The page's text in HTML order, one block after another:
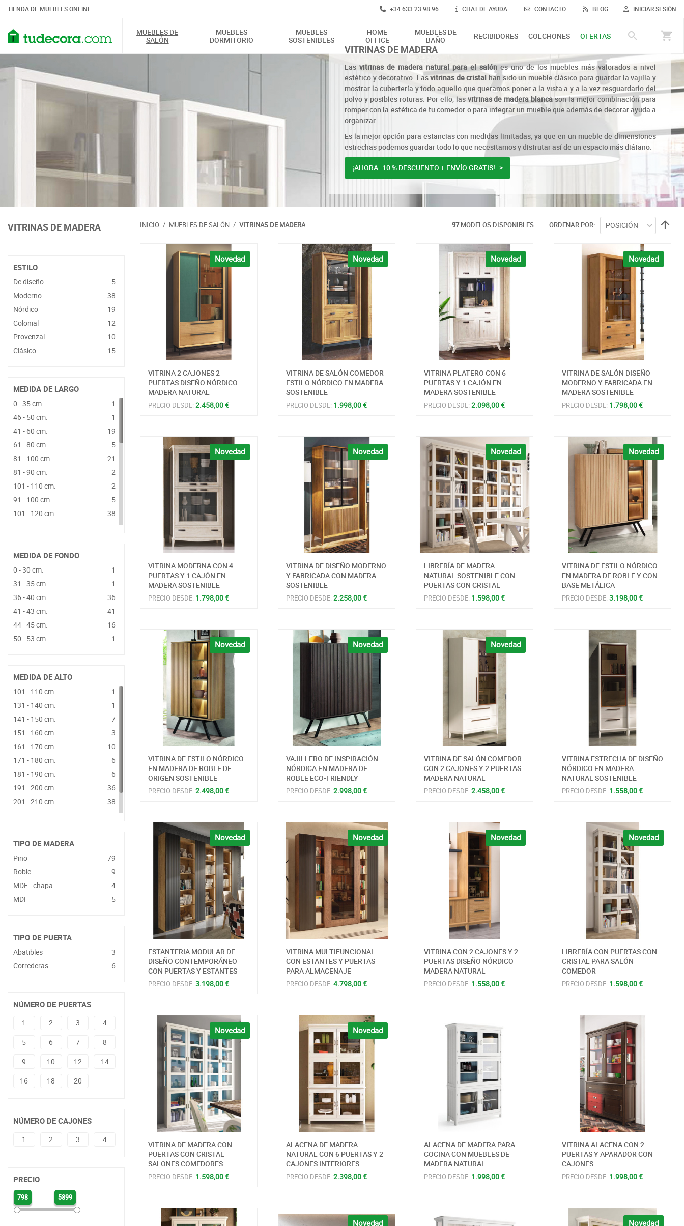
TIENDA DE MUEBLES ONLINE INICIAR SESIÓN
+34 633 23 98 96 CHAT DE AYUDA CONTACTO BLOG
MUEBLES DE
SALÓN
MUEBLES
DORMITORIO
MUEBLES
SOSTENIBLES
HOME
OFFICE
MUEBLES DE
BAÑO
RECIBIDORES COLCHONES OFERTAS
VITRINAS DE MADERA
Las vitrinas de madera natural para el salónes uno de los muebles más valorados a nivel
estético y decorativo. Lasvitrinas de cristal han sido un mueble clásico para guardar la vajilla y
mostrar la cubertería y todo aquello que queramos poner a la vista a y a la vez resguardarlo del
polvo y posibles roturas. Por ello, las vitrinas de madera blancason la mejor combinación para
romper con la estética de tu comedor o para integrar un mueble que además de decorar ayuda a
organizar.
Es la mejor opción para estancias con medidas limitadas, ya que en un mueble de dimensiones
estrechas podemos guardar todo lo que necesitamos y disfrutar así de un espacio más diáfano.
¡AHORA -10 % DESCUENTO + ENVÍO GRATIS! ->
INICIO / MUEBLES DE SALÓN / VITRINAS DE MADERA ORDENAR POR
97MODELOS DISPONIBLES
Novedad
VITRINA 2 CAJONES 2
PUERTAS DISEÑO NÓRDICO
MADERA NATURAL
PRECIO DESDE: 2.458,00 €
Novedad
VITRINA DE SALÓN COMEDOR
ESTILO NÓRDICO EN MADERA
SOSTENIBLE
PRECIO DESDE: 1.998,00 €
Novedad
VITRINA PLATERO CON 6
PUERTAS Y 1 CAJÓN EN
MADERA SOSTENIBLE
PRECIO DESDE: 2.098,00 €
Novedad
VITRINA DE SALÓN DISEÑO
MODERNO Y FABRICADA EN
MADERA SOSTENIBLE
PRECIO DESDE: 1.798,00 €
Novedad
VITRINA MODERNA CON 4
PUERTAS Y 1 CAJÓN EN
MADERA SOSTENIBLE
PRECIO DESDE: 1.798,00 €
Novedad
VITRINA DE DISEÑO MODERNO
Y FABRICADA CON MADERA
SOSTENIBLE
PRECIO DESDE: 2.258,00 €
Novedad
LIBRERÍA DE MADERA
NATURAL SOSTENIBLE CON
PUERTAS CON CRISTAL
PRECIO DESDE: 1.598,00 €
Novedad
VITRINA DE ESTILO NÓRDICO
EN MADERA DE ROBLE Y CON
BASE METÁLICA
PRECIO DESDE: 3.198,00 €
Novedad
VITRINA DE ESTILO NÓRDICO
EN MADERA DE ROBLE DE
ORIGEN SOSTENIBLE
PRECIO DESDE: 2.498,00 €
Novedad
VAJILLERO DE INSPIRACIÓN
NÓRDICA EN MADERA DE
ROBLE ECO-FRIENDLY
PRECIO DESDE: 2.998,00 €
Novedad
VITRINA DE SALÓN COMEDOR
CON 2 CAJONES Y 2 PUERTAS
MADERA NATURAL
PRECIO DESDE: 2.458,00 €
VITRINA ESTRECHA DE DISEÑO
NÓRDICO EN MADERA
NATURAL SOSTENIBLE
PRECIO DESDE: 1.558,00 €
Novedad
ESTANTERIA MODULAR DE
DISEÑO CONTEMPORÁNEO
CON PUERTAS Y ESTANTES
PRECIO DESDE: 3.198,00 €
Novedad
VITRINA MULTIFUNCIONAL
CON ESTANTES Y PUERTAS
PARA ALMACENAJE
PRECIO DESDE: 4.798,00 €
Novedad
VITRINA CON 2 CAJONES Y 2
PUERTAS DISEÑO NÓRDICO
MADERA NATURAL
PRECIO DESDE: 1.558,00 €
Novedad
LIBRERÍA CON PUERTAS CON
CRISTAL PARA SALÓN
COMEDOR
PRECIO DESDE: 1.598,00 €
Novedad
VITRINA DE MADERA CON
PUERTAS CON CRISTAL
SALONES COMEDORES
PRECIO DESDE: 1.598,00 €
Novedad
ALACENA DE MADERA
NATURAL CON 6 PUERTAS Y 2
CAJONES INTERIORES
PRECIO DESDE: 2.398,00 €
ALACENA DE MADERA PARA
COCINA CON MUEBLES DE
MADERA NATURAL
PRECIO DESDE: 1.998,00 €
VITRINA ALACENA CON 2
PUERTAS Y APARADOR CON
CAJONES
PRECIO DESDE: 1.998,00 €
Novedad Novedad
VITRINAS DE MADERA
ESTILO
De diseño
5
Moderno
38
Nórdico
19
Colonial
12
Provenzal
10
Clásico
15
MEDIDA DE LARGO
0 - 35 cm.
1
46 - 50 cm.
1
41 - 60 cm.
19
61 - 80 cm.
5
81 - 100 cm.
21
81 - 90 cm.
2
101 - 110 cm.
2
91 - 100 cm.
5
101 - 120 cm.
38
121 - 140 cm.
9
161 - 180 cm.
181 - 200 cm.
14
201 - 220 cm.
1
221 - 240 cm.
2
241 - 260 cm.
9
261 - 280 cm.
1
281 - 300 cm.
8
341 - 360 cm.
361 - 380 cm.
2
381 - 400 cm.
8
441 - 460 cm.
9
461 - 480 cm.
1
481 - 500 cm.
8
MEDIDA DE FONDO
0 - 30 cm.
1
31 - 35 cm.
1
36 - 40 cm.
36
41 - 43 cm.
41
44 - 45 cm.
16
50 - 53 cm.
1
MEDIDA DE ALTO
101 - 110 cm.
1
131 - 140 cm.
1
141 - 150 cm.
7
151 - 160 cm.
3
161 - 170 cm.
10
171 - 180 cm.
6
181 - 190 cm.
6
191 - 200 cm.
36
201 - 210 cm.
38
211 - 220 cm.
2
TIPO DE MADERA
Pino
79
Roble
9
MDF - chapa
4
MDF
5
TIPO DE PUERTA
Abatibles
3
Correderas
6
NÚMERO DE PUERTAS
1 2 3
4
5
6 7
8
9
10 12
14
16
18 20
NÚMERO DE CAJONES
1 2 3 4
PRECIO
798 5899